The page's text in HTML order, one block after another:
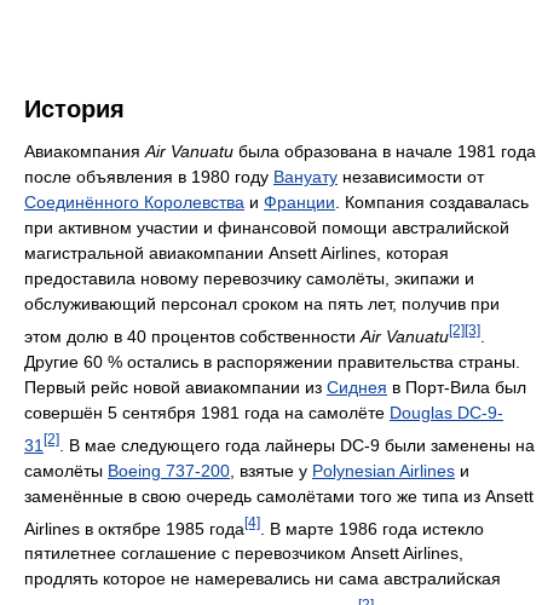
История
АвиакомпанияAir Vanuatu была образована в начале 1981 года
после объявления в 1980 году Вануату независимости от
Соединённого Королевства и Франции. Компания создавалась
при активном участии и финансовой помощи австралийской
магистральной авиакомпании Ansett Airlines, которая
предоставила новому перевозчику самолёты, экипажи и
обслуживающий персонал сроком на пять лет, получив при
этом долю в 40 процентов собственности Air Vanuatu[2] [3]
Другие 60 % остались в распоряжении правительства страны.
Первый рейс новой авиакомпании из Сиднея в Порт-Вила был
совершён 5 сентября 1981 года на самолёте Douglas DC-9-
31 [2]
. В мае следующего года лайнеры DC-9 были заменены на
самолёты Boeing 737-200 , взятые у Polynesian Airlines и
заменённые в свою очередь самолётами того же типа из Ansett
Airlines в октябре 1985 года[4]
. В марте 1986 года истекло
пятилетнее соглашение с перевозчиком Ansett Airlines,
продлять которое не намеревались ни сама австралийская